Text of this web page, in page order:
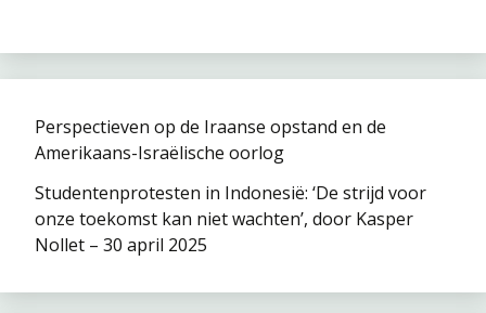
Perspectieven op de Iraanse opstand en de
Amerikaans-Israëlische oorlog
Studentenprotesten in Indonesië: ‘De strijd voor
onze toekomst kan niet wachten’, door Kasper
Nollet – 30 april 2025